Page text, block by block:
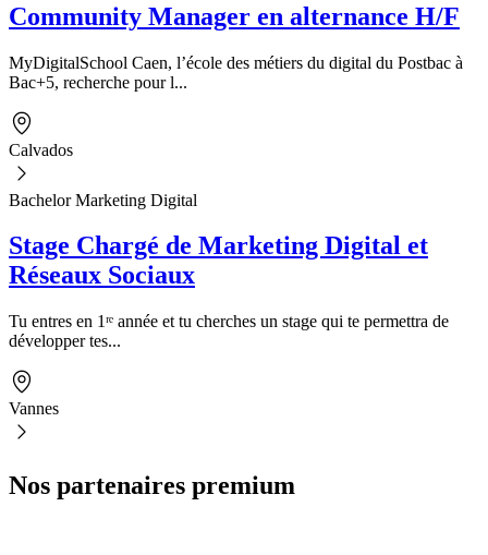
Community Manager en alternance H/F
MyDigitalSchool Caen, l’école des métiers du digital du Postbac à
Bac+5, recherche pour l...
Calvados
Bachelor Marketing Digital
Stage Chargé de Marketing Digital et
Réseaux Sociaux
Tu entres en 1ʳᵉ année et tu cherches un stage qui te permettra de
développer tes...
Vannes
Nos partenaires premium